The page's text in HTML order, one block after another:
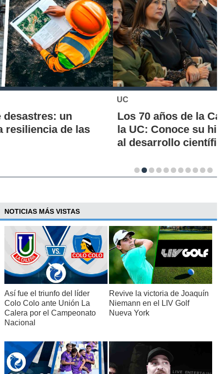
Los 70 años de la Carrera de Química de
la UC: Conoce su historia, hitos y aporte
al desarrollo científico del país
NOTICIAS MÁS VISTAS
Así fue el triunfo del líder
Colo Colo ante Unión La
Calera por el Campeonato
Nacional
Revive la victoria de Joaquín
Niemann en el LIV Golf
Nueva York